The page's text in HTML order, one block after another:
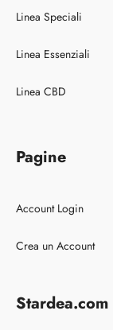
Linea Speciali
Linea Essenziali
Linea CBD
Pagine
Account Login
Crea un Account
Stardea.com